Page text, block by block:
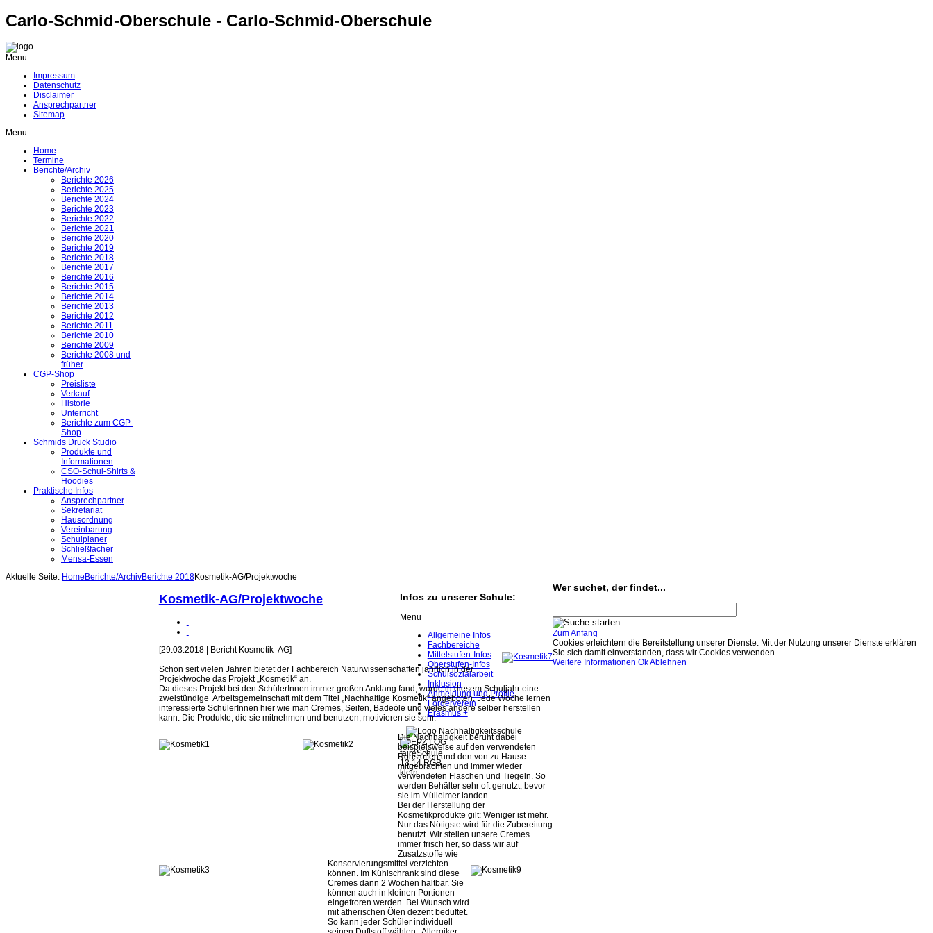
Carlo-Schmid-Oberschule - Carlo-Schmid-Oberschule
Menu
Impressum
Datenschutz
Disclaimer
Ansprechpartner
Sitemap
Menu
Home
Termine
Berichte/Archiv
Berichte 2026
Berichte 2025
Berichte 2024
Berichte 2023
Berichte 2022
Berichte 2021
Berichte 2020
Berichte 2019
Berichte 2018
Berichte 2017
Berichte 2016
Berichte 2015
Berichte 2014
Berichte 2013
Berichte 2012
Berichte 2011
Berichte 2010
Berichte 2009
Berichte 2008 und
früher
CGP-Shop
Preisliste
Verkauf
Historie
Unterricht
Berichte zum CGP-
Shop
Schmids Druck Studio
Produkte und
Informationen
CSO-Schul-Shirts &
Hoodies
Praktische Infos
Ansprechpartner
Sekretariat
Hausordnung
Vereinbarung
Schulplaner
Schließfächer
Mensa-Essen
Aktuelle Seite: Home Berichte/ArchivBerichte 2018Kosmetik-AG/Projektwoche
Kosmetik-AG/Projektwoche
[29.03.2018 | Bericht Kosmetik- AG]
Schon seit vielen Jahren bietet der Fachbereich Naturwissenschaften jährlich in der
Projektwoche das Projekt „Kosmetik“ an.
Da dieses Projekt bei den SchülerInnen immer großen Anklang fand, wurde in diesem Schuljahr eine
zweistündige Arbeitsgemeinschaft mit dem Titel „Nachhaltige Kosmetik“ angeboten. Jede Woche lernen
interessierte SchülerInnen hier wie man Cremes, Seifen, Badeöle und vieles andere selber herstellen
kann. Die Produkte, die sie mitnehmen und benutzen, motivieren sie sehr.
Die Nachhaltigkeit beruht dabei
beispielsweise auf den verwendeten
Rohstoffen und den von zu Hause
mitgebrachten und immer wieder
verwendeten Flaschen und Tiegeln. So
werden Behälter sehr oft genutzt, bevor
sie im Mülleimer landen.
Bei der Herstellung der
Kosmetikprodukte gilt: Weniger ist mehr.
Nur das Nötigste wird für die Zubereitung
benutzt. Wir stellen unsere Cremes
immer frisch her, so dass wir auf
Zusatzstoffe wie
Konservierungsmittel verzichten
können. Im Kühlschrank sind diese
Cremes dann 2 Wochen haltbar. Sie
können auch in kleinen Portionen
eingefroren werden. Bei Wunsch wird
mit ätherischen Ölen dezent beduftet.
So kann jeder Schüler individuell
Infos zu unserer Schule:
Menu
Allgemeine Infos
Fachbereiche
Mittelstufen-Infos
Oberstufen-Infos
Schulsozialarbeit
Inklusion
Anmeldung und Profile
Förderverein
Erasmus +
Wer suchet, der findet...
Zum Anfang
Cookies erleichtern die Bereitstellung unserer Dienste. Mit der Nutzung unserer Dienste erklären
Sie sich damit einverstanden, dass wir Cookies verwenden.
Weitere Informationen OkAblehnen